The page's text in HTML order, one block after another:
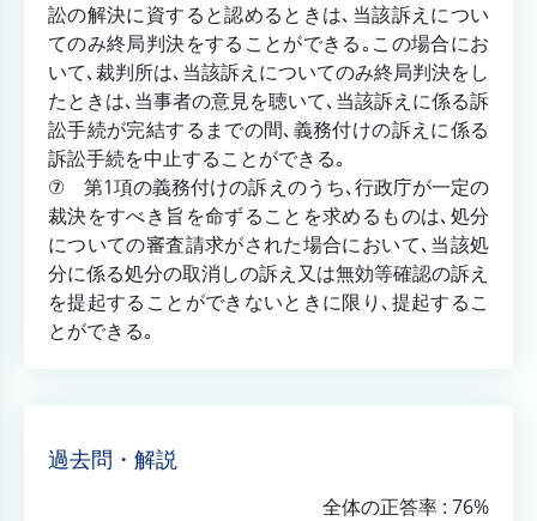
訟の解決に資すると認めるときは､当該訴えについ
てのみ終局判決をすることができる｡この場合にお
いて､裁判所は､当該訴えについてのみ終局判決をし
たときは､当事者の意見を聴いて､当該訴えに係る訴
訟手続が完結するまでの間､義務付けの訴えに係る
訴訟手続を中止することができる｡
⑦ 第1項の義務付けの訴えのうち､行政庁が一定の
裁決をすべき旨を命ずることを求めるものは､処分
についての審査請求がされた場合において､当該処
分に係る処分の取消しの訴え又は無効等確認の訴え
を提起することができないときに限り､提起するこ
とができる｡
過去問・解説
全体の正答率 : 76%